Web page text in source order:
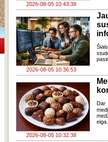
2026-08-05 10:43:38
2026-08-05 10:36:53
2026-08-05 10:32:38
Dar